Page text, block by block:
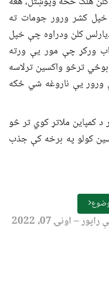
کشر ورور جومات ته
کلن ودراوه چې خپل
ورکړ چې مور یې ورته
ترڅو واکسین ترلاسه
ورور يې ناروغه شي ځکه
کمپاین ملاتړ کوي تر څو
کولو په برخه کې جذب
– اونۍ 07، 2022